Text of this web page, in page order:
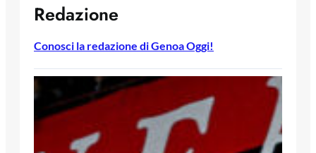
Redazione
Conosci la redazione di Genoa Oggi!